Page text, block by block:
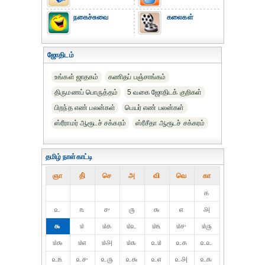
நகைச்சுவை கலைகள்
ஜோதிடம்
உங்கள் ஜாதகம்
கணிதப் பஞ்சாங்கம்
திருமணப் பொருத்தம்
5 வகை ஜோதிடக் குறிகள்
பிறந்த எண் பலன்கள்
பெயர் எண் பலன்கள்
ஸ்ரீராமர் ஆரூடச் சக்கரம்
ஸ்ரீசீதா ஆரூடச் சக்கரம்
தமிழ் நாள்காட்டி
ஞா தி் செ அ வி வெ கா
௧
௨
௩ ௪ ௫ ௬ ௭
௮
௯
௰ ௰௧ ௰௨ ௰௩ ௰௪
௰௫
௰௬
௰௭ ௰௮ ௰௯ ௨௰ ௨௧
௨௨
௨௩
௨௪ ௨௫ ௨௬ ௨௭ ௨௮
௨௯